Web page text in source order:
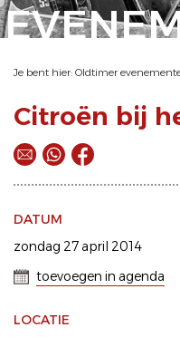
Je bent hier: Oldtimer
Citroën bij
DATUM
zondag 27 april 2014
toevoegen in agenda
LOCATIE